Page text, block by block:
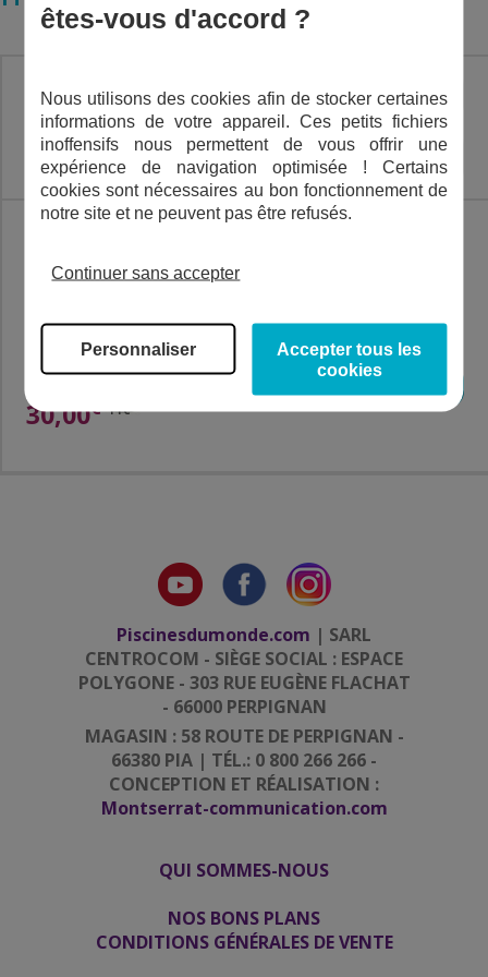
Expédié en 24h
30,00€ TTC
Piscinesdumonde.com | SARL
CENTROCOM - SIÈGE SOCIAL : ESPACE
POLYGONE - 303 RUE EUGÈNE FLACHAT
- 66000 PERPIGNAN
MAGASIN : 58 ROUTE DE PERPIGNAN -
66380 PIA | TÉL.: 0 800 266 266 -
CONCEPTION ET RÉALISATION :
Montserrat-communication.com
QUI SOMMES-NOUS
NOS BONS PLANS
CONDITIONS GÉNÉRALES DE VENTE
êtes-vous d'accord ?
Nous utilisons des cookies afin de stocker certaines
informations de votre appareil. Ces petits fichiers
inoffensifs nous permettent de vous offrir une
expérience de navigation optimisée ! Certains
cookies sont nécessaires au bon fonctionnement de
notre site et ne peuvent pas être refusés.
Continuer sans accepter
Personnaliser
Accepter tous les
cookies